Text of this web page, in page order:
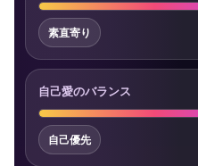
素直寄り
自己愛のバランス
自己優先